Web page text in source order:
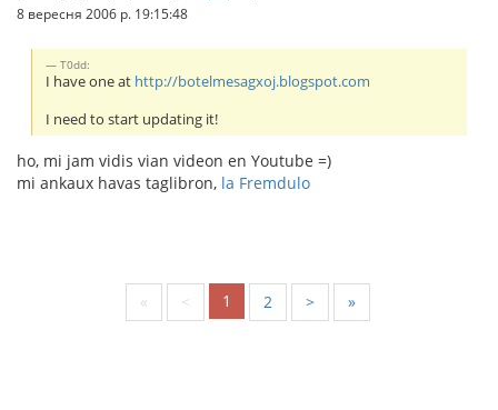
8 вересня 2006 р. 19:15:48
T0dd:
I have one at http://botelmesagxoj.blogspot.com
I need to start updating it!
ho, mi jam vidis vian videon en Youtube =)
mi ankaux havas taglibron, la Fremdulo
« < 1 2 > »